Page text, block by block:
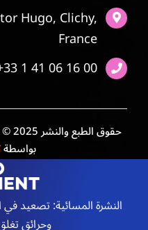
Hugo, Clichy,
France
1 41 06 16 00
بواسطة
النشرة المسائية: تصعيد في
وحرائق